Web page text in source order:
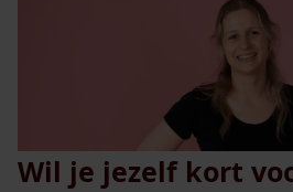
Wil je jezelf kort